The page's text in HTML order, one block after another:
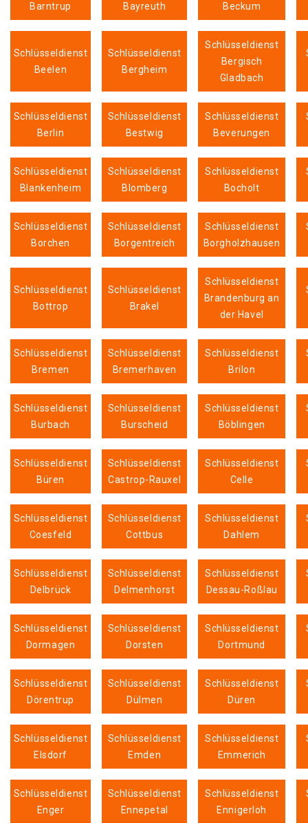
Barntrup
Bayreuth
Beckum
Schlüsseldienst
Beelen
Schlüsseldienst
Bergheim
Schlüsseldienst
Bergisch
Gladbach
Schlüsseldienst
Berlin
Schlüsseldienst
Bestwig
Schlüsseldienst
Beverungen
Schlüsseldienst
Blankenheim
Schlüsseldienst
Blomberg
Schlüsseldienst
Bocholt
Schlüsseldienst
Borchen
Schlüsseldienst
Borgentreich
Schlüsseldienst
Borgholzhausen
Schlüsseldienst
Bottrop
Schlüsseldienst
Brakel
Schlüsseldienst
Brandenburg an
der Havel
Schlüsseldienst
Bremen
Schlüsseldienst
Bremerhaven
Schlüsseldienst
Brilon
Schlüsseldienst
Burbach
Schlüsseldienst
Burscheid
Schlüsseldienst
Böblingen
Schlüsseldienst
Büren
Schlüsseldienst
Castrop-Rauxel
Schlüsseldienst
Celle
Schlüsseldienst
Coesfeld
Schlüsseldienst
Cottbus
Schlüsseldienst
Dahlem
Schlüsseldienst
Delbrück
Schlüsseldienst
Delmenhorst
Schlüsseldienst
Dessau-Roßlau
Schlüsseldienst
Dormagen
Schlüsseldienst
Dorsten
Schlüsseldienst
Dortmund
Schlüsseldienst
Dörentrup
Schlüsseldienst
Dülmen
Schlüsseldienst
Düren
Schlüsseldienst
Elsdorf
Schlüsseldienst
Emden
Schlüsseldienst
Emmerich
Schlüsseldienst
Enger
Schlüsseldienst
Ennepetal
Schlüsseldienst
Ennigerloh